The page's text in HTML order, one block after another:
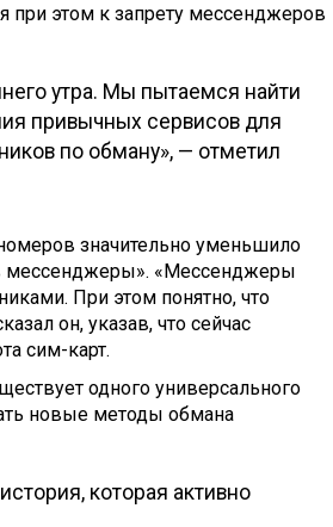
при этом к запрету мессенджеров
утра. Мы пытаемся найти
привычных сервисов для
по обману», — отметил
значительно уменьшило
мессенджеры». «Мессенджеры
При этом понятно, что
он, указав, что сейчас
сим-карт.
одного универсального
новые методы обмана
которая активно